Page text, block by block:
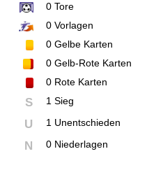
0 Tore
0 Vorlagen
0 Gelbe Karten
0 Gelb-Rote Karten
0 Rote Karten
S 1 Sieg
U 1 Unentschieden
N 0 Niederlagen